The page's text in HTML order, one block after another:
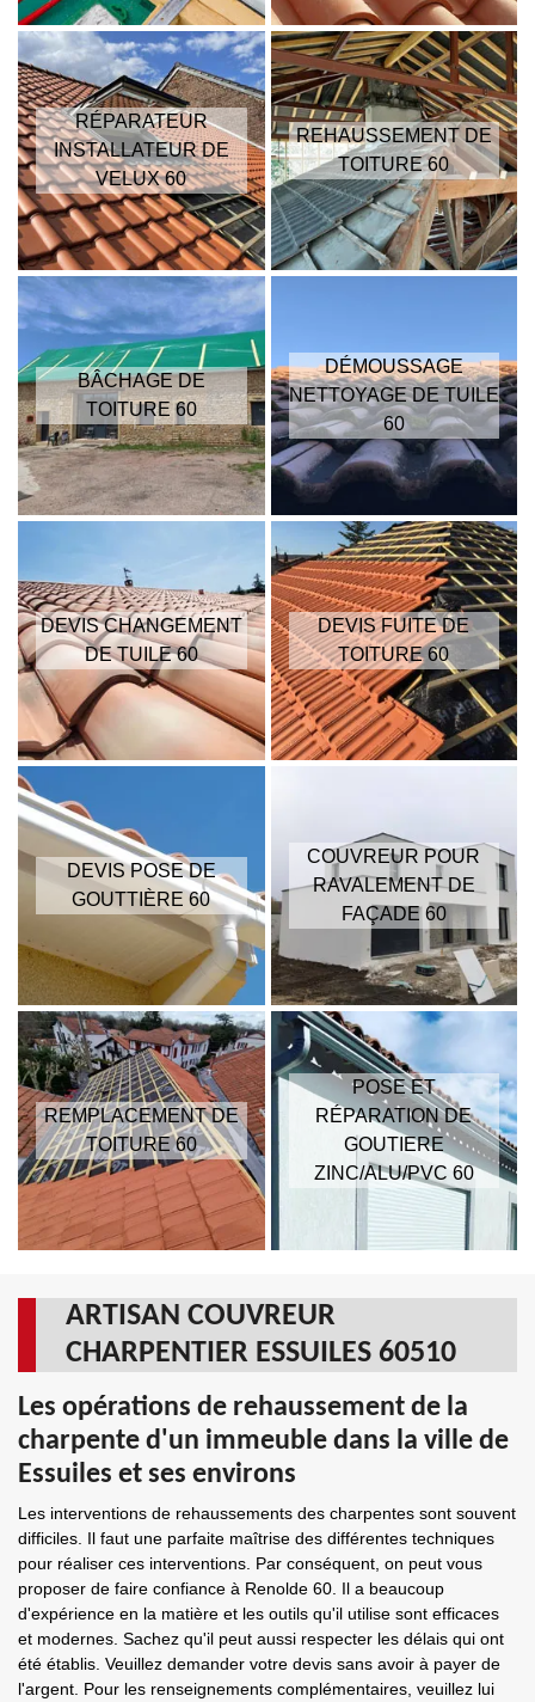
RÉPARATEUR
INSTALLATEUR DE
VELUX 60
REHAUSSEMENT DE
TOITURE 60
BÂCHAGE DE
TOITURE 60
DÉMOUSSAGE
NETTOYAGE DE TUILE
60
DEVIS CHANGEMENT
DE TUILE 60
DEVIS FUITE DE
TOITURE 60
DEVIS POSE DE
GOUTTIÈRE 60
COUVREUR POUR
RAVALEMENT DE
FAÇADE 60
REMPLACEMENT DE
TOITURE 60
POSE ET
RÉPARATION DE
GOUTIERE
ZINC/ALU/PVC 60
ARTISAN COUVREUR
CHARPENTIER ESSUILES 60510
Les opérations de rehaussement de la
charpente d'un immeuble dans la ville de
Essuiles et ses environs
Les interventions de rehaussements des charpentes sont souvent
difficiles. Il faut une parfaite maîtrise des différentes techniques
pour réaliser ces interventions. Par conséquent, on peut vous
proposer de faire confiance à Renolde 60. Il a beaucoup
d'expérience en la matière et les outils qu'il utilise sont efficaces
et modernes. Sachez qu'il peut aussi respecter les délais qui ont
été établis. Veuillez demander votre devis sans avoir à payer de
l'argent. Pour les renseignements complémentaires, veuillez lui